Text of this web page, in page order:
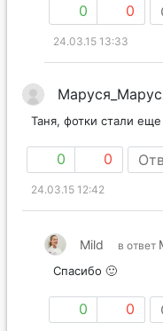
0 0
24.03.15 13:33
Таня, фотки стали
0 0
24.03.15 12:42
Mild в ответ
Спасибо 🙂
0 0